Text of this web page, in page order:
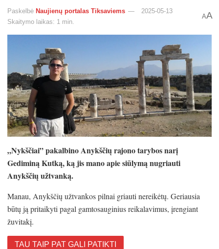
Paskelbė Naujienų portalas Tiksaviems
2025-05-13
Skaitymo laikas: 1 min.
AA
„Nykščiai” pakalbino Anykščių rajono tarybos narį
Gediminą Kutką, ką jis mano apie siūlymą nugriauti
Anykščių užtvanką.
Manau, Anykščių užtvankos pilnai griauti nereikėtų. Geriausia
būtų ją pritaikyti pagal gamtosauginius reikalavimus, įrengiant
žuvitakį.
TAU TAIP PAT GALI PATIKTI